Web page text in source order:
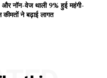
नॉन-वेज थाली 9% हुई महंगी-
ने बढ़ाई लागत